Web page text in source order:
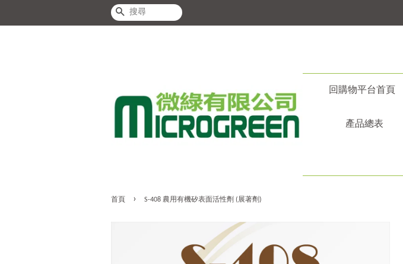
搜尋
回購物平台首頁
產品總表
首頁 › S-408 農用有機矽表面活性劑 (展著劑)